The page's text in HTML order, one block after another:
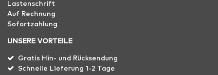
Lastenschrift
Auf Rechnung
Sofortzahlung
UNSERE VORTEILE
Gratis Hin- und Rücksendung
Schnelle Lieferung 1-2 Tage